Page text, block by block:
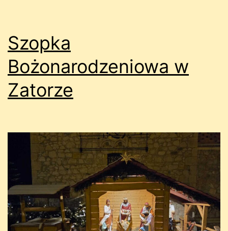
Szopka
Bożonarodzeniowa w
Zatorze